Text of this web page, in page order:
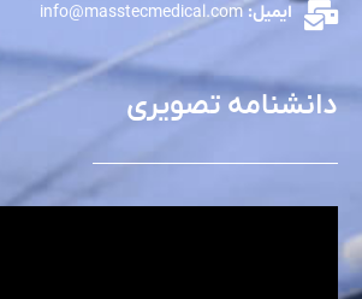
ایمیل:info@masstecmedical.com
دانشنامه تصویری